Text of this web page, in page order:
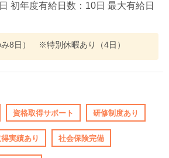
初年度有給日数：10日 最大有給日
8日） ※特別休暇あり（4日）
資格取得サポート 研修制度あり
実績あり 社会保険完備